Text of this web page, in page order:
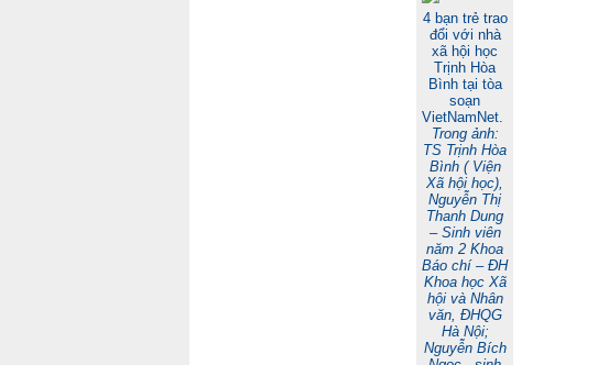
4 bạn trẻ trao
đổi với nhà
xã hội học
Trịnh Hòa
Bình tại tòa
soạn
VietNamNet.
Trong ảnh:
TS Trịnh Hòa
Bình ( Viện
Xã hội học),
Nguyễn Thị
Thanh Dung
– Sinh viên
năm 2 Khoa
Báo chí – ĐH
Khoa học Xã
hội và Nhân
văn, ĐHQG
Hà Nội;
Nguyễn Bích